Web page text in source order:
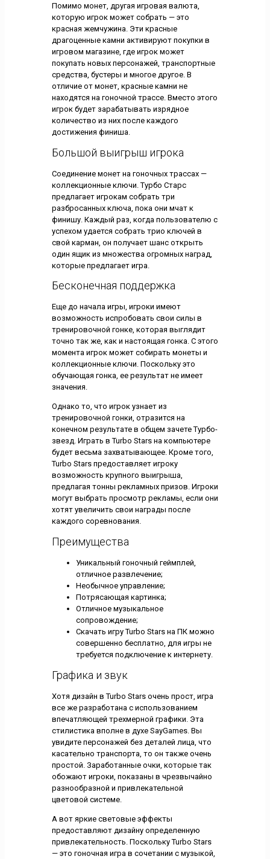
Помимо монет, другая игровая валюта,
которую игрок может собрать — это
красная жемчужина. Эти красные
драгоценные камни активируют покупки в
игровом магазине, где игрок может
покупать новых персонажей, транспортные
средства, бустеры и многое другое. В
отличие от монет, красные камни не
находятся на гоночной трассе. Вместо этого
игрок будет зарабатывать изрядное
количество из них после каждого
достижения финиша.
Большой выигрыш игрока
Соединение монет на гоночных трассах —
коллекционные ключи. Турбо Старс
предлагает игрокам собрать три
разбросанных ключа, пока они мчат к
финишу. Каждый раз, когда пользователю с
успехом удается собрать трио ключей в
свой карман, он получает шанс открыть
один ящик из множества огромных наград,
которые предлагает игра.
Бесконечная поддержка
Еще до начала игры, игроки имеют
возможность испробовать свои силы в
тренировочной гонке, которая выглядит
точно так же, как и настоящая гонка. С этого
момента игрок может собирать монеты и
коллекционные ключи. Поскольку это
обучающая гонка, ее результат не имеет
значения.
Однако то, что игрок узнает из
тренировочной гонки, отразится на
конечном результате в общем зачете Турбо-
звезд. Играть в Turbo Stars на компьютере
будет весьма захватывающее. Кроме того,
Turbo Stars предоставляет игроку
возможность крупного выигрыша,
предлагая тонны рекламных призов. Игроки
могут выбрать просмотр рекламы, если они
хотят увеличить свои награды после
каждого соревнования.
Преимущества
Уникальный гоночный геймплей,
отличное развлечение;
Необычное управление;
Потрясающая картинка;
Отличное музыкальное
сопровождение;
Скачать игру Turbo Stars на ПК можно
совершенно бесплатно, для игры не
требуется подключение к интернету.
Графика и звук
Хотя дизайн в Turbo Stars очень прост, игра
все же разработана с использованием
впечатляющей трехмерной графики. Эта
стилистика вполне в духе SayGames. Вы
увидите персонажей без деталей лица, что
касательно транспорта, то он также очень
простой. Заработанные очки, которые так
обожают игроки, показаны в чрезвычайно
разнообразной и привлекательной
цветовой системе.
А вот яркие световые эффекты
предоставляют дизайну определенную
привлекательность. Поскольку Turbo Stars
— это гоночная игра в сочетании с музыкой,